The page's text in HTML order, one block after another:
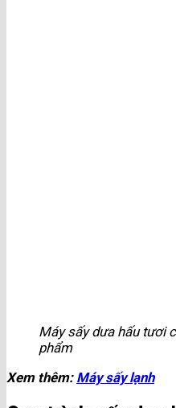
Máy sấy dưa hấu tươi
phẩm
Xem thêm: Máy sấy lạnh